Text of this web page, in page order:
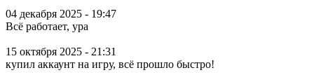
04 декабря 2025 - 19:47
Всё работает, ура
15 октября 2025 - 21:31
купил аккаунт на игру, всё прошло быстро!